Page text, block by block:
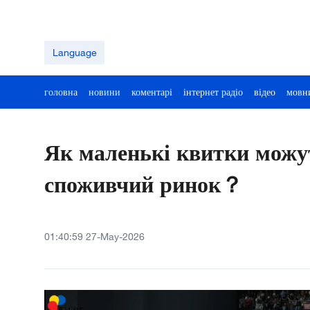
Language
головна новини коментарі інтернет радіо відео
Як маленькі квитки
споживчий ринок？
01:40:59 27-May-2026